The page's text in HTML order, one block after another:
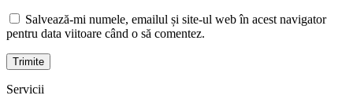
Salvează-mi numele, emailul și site-ul web în acest navigator
pentru data viitoare când o să comentez.
Servicii